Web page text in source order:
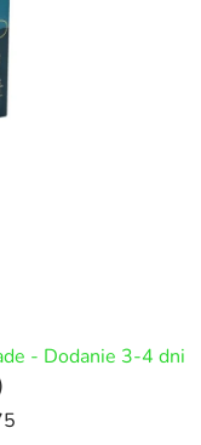
- Dodanie 3-4 dni